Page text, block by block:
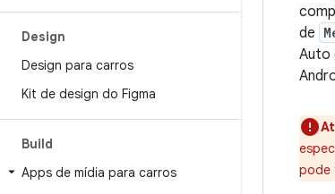
Design
Design para carros
Kit de design do Figma
Build
Apps de mídia para carros
de
Auto
pode